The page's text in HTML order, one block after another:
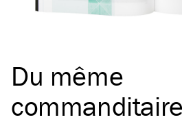
Du même
commanditaire